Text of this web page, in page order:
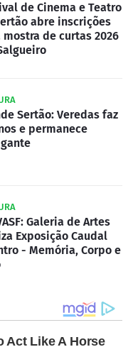
de Cinema e Teatro
abre inscrições
mostra de curtas 2026
Sertão: Veredas faz
e permanece
Galeria de Artes
Exposição Caudal
- Memória, Corpo e